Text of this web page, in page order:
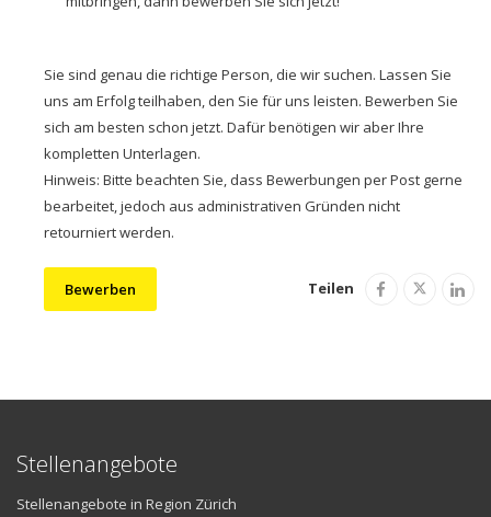
Sie sind genau die richtige Person, die wir suchen. Lassen Sie
uns am Erfolg teilhaben, den Sie für uns leisten. Bewerben Sie
sich am besten schon jetzt. Dafür benötigen wir aber Ihre
kompletten Unterlagen.
Hinweis: Bitte beachten Sie, dass Bewerbungen per Post gerne
bearbeitet, jedoch aus administrativen Gründen nicht
retourniert werden.
Bewerben Teilen
Stellenangebote
Stellenangebote in Region Zürich